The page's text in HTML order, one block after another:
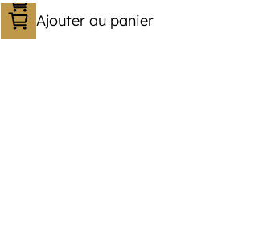
Ajouter au panier